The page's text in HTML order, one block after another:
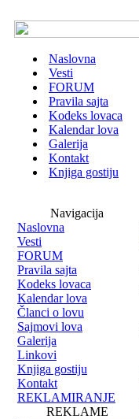
Naslovna
Vesti
FORUM
Pravila sajta
Kodeks lovaca
Kalendar lova
Galerija
Kontakt
Knjiga gostiju
Navigacija
Naslovna
Vesti
FORUM
Pravila sajta
Kodeks lovaca
Kalendar lova
Članci o lovu
Sajmovi lova
Galerija
Linkovi
Knjiga gostiju
Kontakt
REKLAMIRANJE
REKLAME